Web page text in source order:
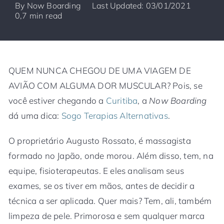
By Now Boarding
Last Updated: 03/01/2021
0,7 min read
QUEM NUNCA CHEGOU DE UMA VIAGEM DE
AVIÃO COM ALGUMA DOR MUSCULAR? Pois, se
você estiver chegando a Curitiba, a Now Boarding
dá uma dica: Sogo Terapias Alternativas.
O proprietário Augusto Rossato, é massagista
formado no Japão, onde morou. Além disso, tem, na
equipe, fisioterapeutas. E eles analisam seus
exames, se os tiver em mãos, antes de decidir a
técnica a ser aplicada. Quer mais? Tem, ali, também
limpeza de pele. Primorosa e sem qualquer marca